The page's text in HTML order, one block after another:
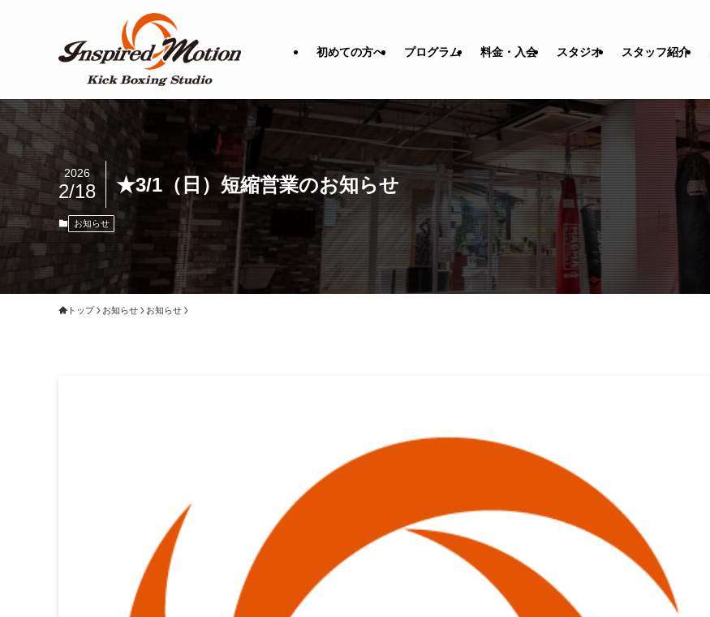
初めての方へ プログラム 料金・入会 スタジオ スタッフ紹介
★3/1（日）短縮営業のお知らせ
2026
2/18
お知らせ
トップ お知らせ お知らせ